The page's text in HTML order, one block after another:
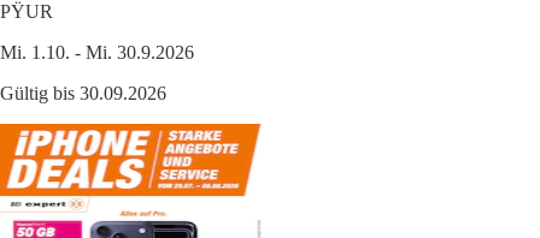
PŸUR
Mi. 1.10. - Mi. 30.9.2026
Gültig bis 30.09.2026